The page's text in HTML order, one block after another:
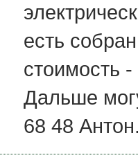
есть
стоимость
Дальше
68 48